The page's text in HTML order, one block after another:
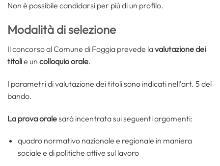
Non è possibile candidarsi per più di un profilo.
Modalità di selezione
Il concorso al Comune di Foggia prevede lavalutazione dei
titolie un colloquio orale.
I parametri di valutazione dei titoli sono indicati nell’art. 5 del
bando.
La prova oralesarà incentrata sui seguenti argomenti:
quadro normativo nazionale e regionale in maniera
sociale e di politiche attive sul lavoro